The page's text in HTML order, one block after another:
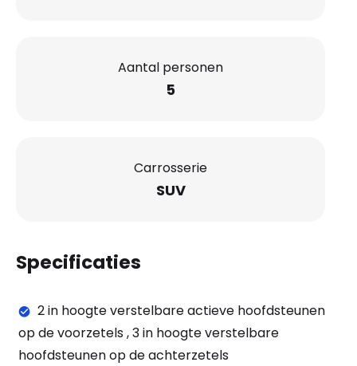
Aantal personen
5
Carrosserie
SUV
Specificaties
2 in hoogte verstelbare actieve hoofdsteunen
op de voorzetels , 3 in hoogte verstelbare
hoofdsteunen op de achterzetels